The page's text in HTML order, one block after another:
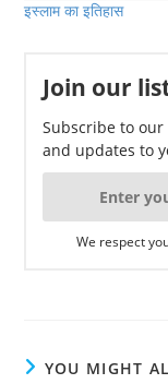
इस्लाम का इतिहास
Join our
Subscribe to
and updates to
We respect
YOU MIGHT